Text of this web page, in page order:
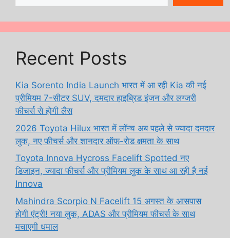
Recent Posts
Kia Sorento India Launch भारत में आ रही Kia की नई
प्रीमियम 7-सीटर SUV, दमदार हाइब्रिड इंजन और लग्जरी
फीचर्स से होगी लैस
2026 Toyota Hilux भारत में लॉन्च अब पहले से ज्यादा दमदार
लुक, नए फीचर्स और शानदार ऑफ-रोड क्षमता के साथ
Toyota Innova Hycross Facelift Spotted नए
डिजाइन, ज्यादा फीचर्स और प्रीमियम लुक के साथ आ रही है नई
Innova
Mahindra Scorpio N Facelift 15 अगस्त के आसपास
होगी एंट्री! नया लुक, ADAS और प्रीमियम फीचर्स के साथ
मचाएगी धमाल